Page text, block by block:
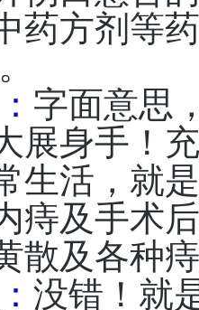
药方剂等
字面意思
展身手！
生活，就
痔及手术
散及各种
没错！就